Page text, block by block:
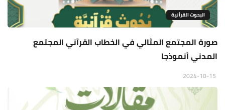
البحوث القرأنية
صورة المجتمع المثالي في الخطاب القرآني المجتمع
المدني أنموذجا